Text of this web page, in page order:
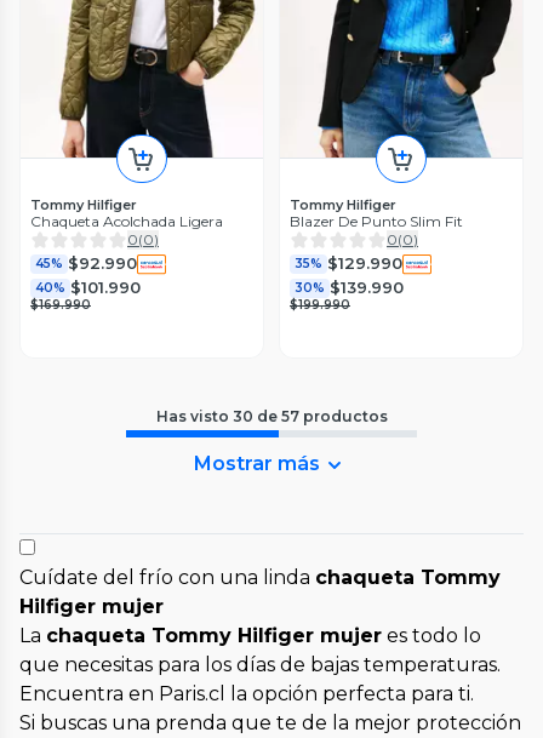
Tommy Hilfiger
Chaqueta Acolchada Ligera
0(0)
45% $92.990
40% $101.990
$169.990
Tommy Hilfiger
Blazer De Punto Slim Fit
0(0)
35% $129.990
30% $139.990
$199.990
Has visto 30 de 57 productos
Mostrar más
Cuídate del frío con una linda chaqueta Tommy
Hilfiger mujer
La chaqueta Tommy Hilfiger mujer es todo lo
que necesitas para los días de bajas temperaturas.
Encuentra en Paris.cl la opción perfecta para ti.
Si buscas una prenda que te de la mejor protección